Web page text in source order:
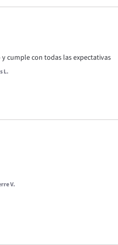
cumple con todas las expectativas
L.
V.